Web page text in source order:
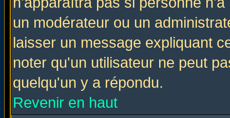
un modérateur ou un
laisser un message expliquant
noter qu'un utilisateur ne peut
quelqu'un y a répondu.
Revenir en haut